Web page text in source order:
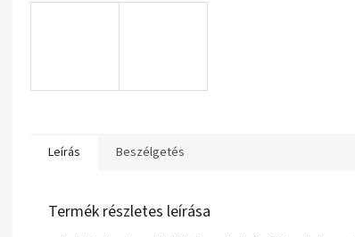
Leírás Beszélgetés
Termék részletes leírása